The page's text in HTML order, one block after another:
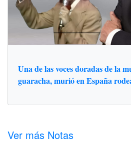
Una de las voces doradas de la
guaracha, murió en España
Ver más Notas